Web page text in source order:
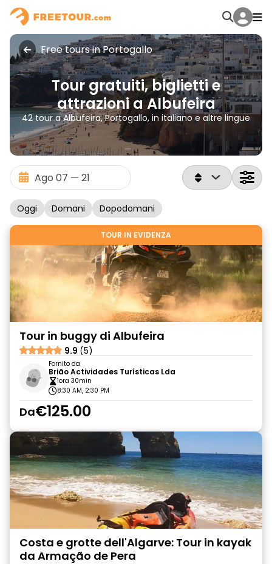
Free tours in Portogallo
Tour gratuiti, biglietti e
attrazioni a Albufeira
42 tour a Albufeira, Portogallo, in italiano e altre lingue
Oggi Domani Dopodomani
TOUR IN EVIDENZA
Tour in buggy di Albufeira
9.9 (5)
Fornito da
Brião Actividades Turísticas Lda
1ora 30min
8:30 AM, 2:30 PM
Da€125.00
Costa e grotte dell'Algarve: Tour in kayak
da Armação de Pera